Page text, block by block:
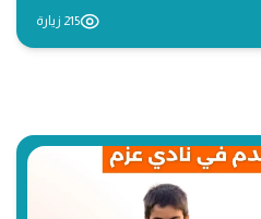
215 زيارة